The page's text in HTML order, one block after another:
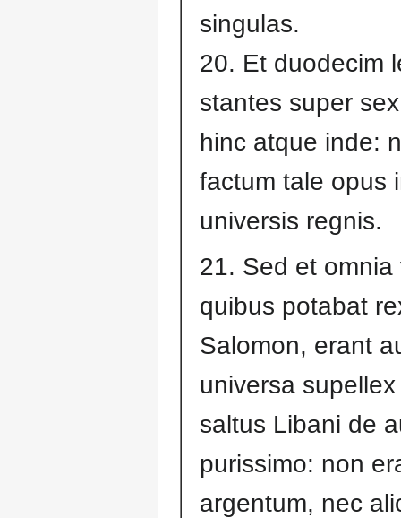
singulas.
20. Et duodecim
stantes super
hinc atque inde:
factum tale opus
universis regnis.
21. Sed et omnia
quibus potabat
Salomon, erant
universa
saltus Libani de
purissimo: non
argentum, nec